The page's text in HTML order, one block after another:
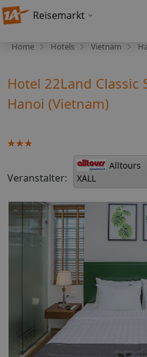
Reisemarkt
Home Hotels Vietnam
Hotel 22Land Classic
Hanoi (Vietnam)
Veranstalter:
Alltours
XALL